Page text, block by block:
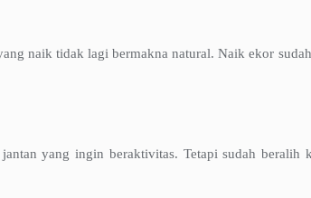
naik tidak lagi bermakna natural. Naik ekor
yang ingin beraktivitas. Tetapi sudah beralih